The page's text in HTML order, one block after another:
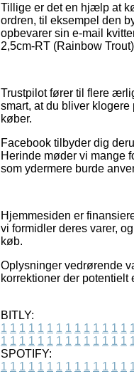
Tillige er det en hjælp at
ordren, til eksempel den
opbevarer sin e-mail
2,5cm-RT (Rainbow
Trustpilot fører til flere
smart, at du bliver
køber.
Facebook tilbyder dig
Herinde møder vi mange
som ydermere burde
Hjemmesiden er
vi formidler deres varer,
køb.
Oplysninger vedrørende
korrektioner der potentielt
BITLY:
1 1 1 1 1 1 1 1 1 1 1 1 1 1
1 1 1 1 1 1 1 1 1 1 1 1 1 1
SPOTIFY:
1 1 1 1 1 1 1 1 1 1 1 1 1 1